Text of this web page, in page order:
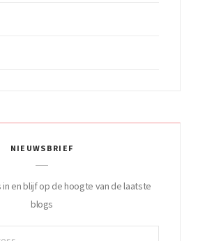
NIEUWSBRIEF
in en blijf op de hoogte van de laatste
blogs